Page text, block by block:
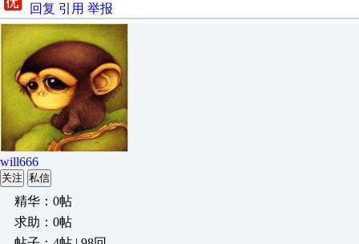
回复 引用 举报
will666
关注 私信
精华：0帖
求助：0帖